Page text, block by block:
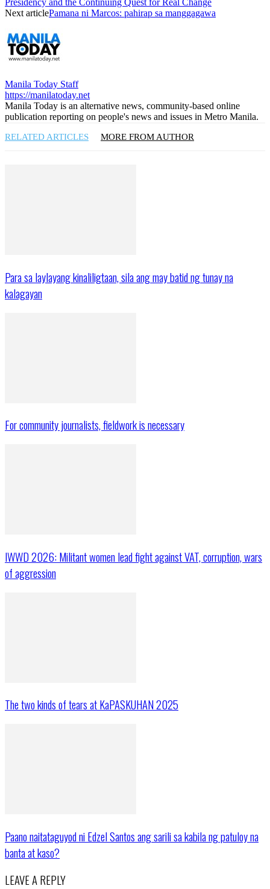
Presidency and the Continuing Quest for Real Change
Next articlePamana ni Marcos: pahirap sa manggagawa
Manila Today Staff
https://manilatoday.net
Manila Today is an alternative news, community-based online
publication reporting on people's news and issues in Metro Manila.
RELATED ARTICLES MORE FROM AUTHOR
Para sa laylayang kinaliligtaan, sila ang may batid ng tunay na
kalagayan
For community journalists, fieldwork is necessary
IWWD 2026: Militant women lead fight against VAT, corruption, wars
of aggression
The two kinds of tears at KaPASKUHAN 2025
Paano naitataguyod ni Edzel Santos ang sarili sa kabila ng patuloy na
banta at kaso?
LEAVE A REPLY